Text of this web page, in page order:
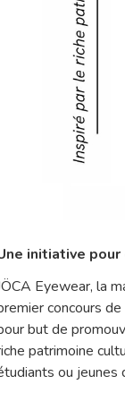
initiative
Eyewear, la
concours
but de
patrimoine
ou jeunes